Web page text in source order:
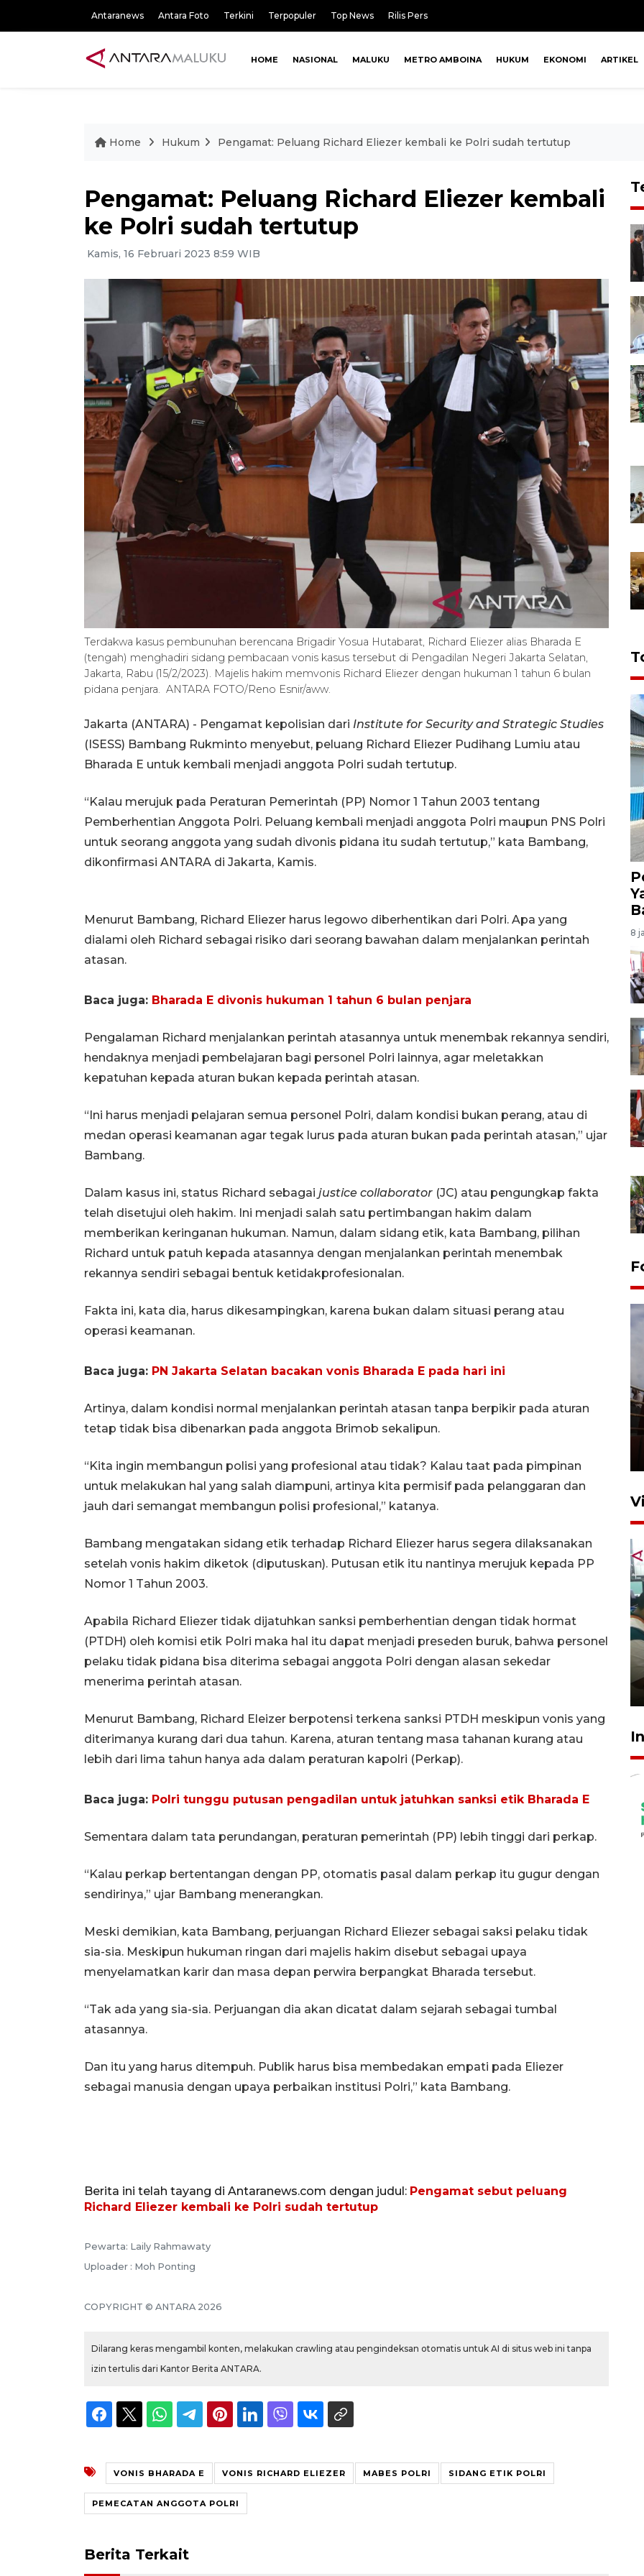
Antaranews Antara Foto Terkini Terpopuler Top News Rilis Pers
HOME NASIONAL MALUKU METRO AMBOINA HUKUM EKONOMI ARTIKEL
Home Hukum Pengamat: Peluang Richard Eliezer kembali ke Polri sudah tertutup
Pengamat: Peluang Richard Eliezer kembali
ke Polri sudah tertutup
Kamis, 16 Februari 2023 8:59 WIB
Terdakwa kasus pembunuhan berencana Brigadir Yosua Hutabarat, Richard Eliezer alias Bharada E
(tengah) menghadiri sidang pembacaan vonis kasus tersebut di Pengadilan Negeri Jakarta Selatan,
Jakarta, Rabu (15/2/2023). Majelis hakim memvonis Richard Eliezer dengan hukuman 1 tahun 6 bulan
pidana penjara. ANTARA FOTO/Reno Esnir/aww.
Jakarta (ANTARA) - Pengamat kepolisian dari Institute for Security and Strategic Studies
(ISESS) Bambang Rukminto menyebut, peluang Richard Eliezer Pudihang Lumiu atau
Bharada E untuk kembali menjadi anggota Polri sudah tertutup.
“Kalau merujuk pada Peraturan Pemerintah (PP) Nomor 1 Tahun 2003 tentang
Pemberhentian Anggota Polri. Peluang kembali menjadi anggota Polri maupun PNS Polri
untuk seorang anggota yang sudah divonis pidana itu sudah tertutup,” kata Bambang,
dikonfirmasi ANTARA di Jakarta, Kamis.
Menurut Bambang, Richard Eliezer harus legowo diberhentikan dari Polri. Apa yang
dialami oleh Richard sebagai risiko dari seorang bawahan dalam menjalankan perintah
atasan.
Baca juga: Bharada E divonis hukuman 1 tahun 6 bulan penjara
Pengalaman Richard menjalankan perintah atasannya untuk menembak rekannya sendiri,
hendaknya menjadi pembelajaran bagi personel Polri lainnya, agar meletakkan
kepatuhan kepada aturan bukan kepada perintah atasan.
“Ini harus menjadi pelajaran semua personel Polri, dalam kondisi bukan perang, atau di
medan operasi keamanan agar tegak lurus pada aturan bukan pada perintah atasan,” ujar
Bambang.
Dalam kasus ini, status Richard sebagai justice collaborator (JC) atau pengungkap fakta
telah disetujui oleh hakim. Ini menjadi salah satu pertimbangan hakim dalam
memberikan keringanan hukuman. Namun, dalam sidang etik, kata Bambang, pilihan
Richard untuk patuh kepada atasannya dengan menjalankan perintah menembak
rekannya sendiri sebagai bentuk ketidakprofesionalan.
Fakta ini, kata dia, harus dikesampingkan, karena bukan dalam situasi perang atau
operasi keamanan.
Baca juga: PN Jakarta Selatan bacakan vonis Bharada E pada hari ini
Artinya, dalam kondisi normal menjalankan perintah atasan tanpa berpikir pada aturan
tetap tidak bisa dibenarkan pada anggota Brimob sekalipun.
“Kita ingin membangun polisi yang profesional atau tidak? Kalau taat pada pimpinan
untuk melakukan hal yang salah diampuni, artinya kita permisif pada pelanggaran dan
jauh dari semangat membangun polisi profesional,” katanya.
Bambang mengatakan sidang etik terhadap Richard Eliezer harus segera dilaksanakan
setelah vonis hakim diketok (diputuskan). Putusan etik itu nantinya merujuk kepada PP
Nomor 1 Tahun 2003.
Apabila Richard Eliezer tidak dijatuhkan sanksi pemberhentian dengan tidak hormat
(PTDH) oleh komisi etik Polri maka hal itu dapat menjadi preseden buruk, bahwa personel
pelaku tidak pidana bisa diterima sebagai anggota Polri dengan alasan sekedar
menerima perintah atasan.
Menurut Bambang, Richard Eleizer berpotensi terkena sanksi PTDH meskipun vonis yang
diterimanya kurang dari dua tahun. Karena, aturan tentang masa tahanan kurang atau
lebih dari lima tahun hanya ada dalam peraturan kapolri (Perkap).
Baca juga: Polri tunggu putusan pengadilan untuk jatuhkan sanksi etik Bharada E
Sementara dalam tata perundangan, peraturan pemerintah (PP) lebih tinggi dari perkap.
“Kalau perkap bertentangan dengan PP, otomatis pasal dalam perkap itu gugur dengan
sendirinya,” ujar Bambang menerangkan.
Meski demikian, kata Bambang, perjuangan Richard Eliezer sebagai saksi pelaku tidak
sia-sia. Meskipun hukuman ringan dari majelis hakim disebut sebagai upaya
menyelamatkan karir dan masa depan perwira berpangkat Bharada tersebut.
“Tak ada yang sia-sia. Perjuangan dia akan dicatat dalam sejarah sebagai tumbal
atasannya.
Dan itu yang harus ditempuh. Publik harus bisa membedakan empati pada Eliezer
sebagai manusia dengan upaya perbaikan institusi Polri,” kata Bambang.
Berita ini telah tayang di Antaranews.com dengan judul: Pengamat sebut peluang
Richard Eliezer kembali ke Polri sudah tertutup
Pewarta: Laily Rahmawaty
Uploader : Moh Ponting
COPYRIGHT © ANTARA 2026
Dilarang keras mengambil konten, melakukan crawling atau pengindeksan otomatis untuk AI di situs web ini tanpa
izin tertulis dari Kantor Berita ANTARA.
VONIS BHARADA E VONIS RICHARD ELIEZER MABES POLRI SIDANG ETIK POLRI
PEMECATAN ANGGOTA POLRI
Berita Terkait
8
Unjuk rasa protes penataan
Pasar Higienis
Ambon ajak semua pihak buka
ruang pada anak di lembaga
pembinaan
Awas penipuan berbasis AI